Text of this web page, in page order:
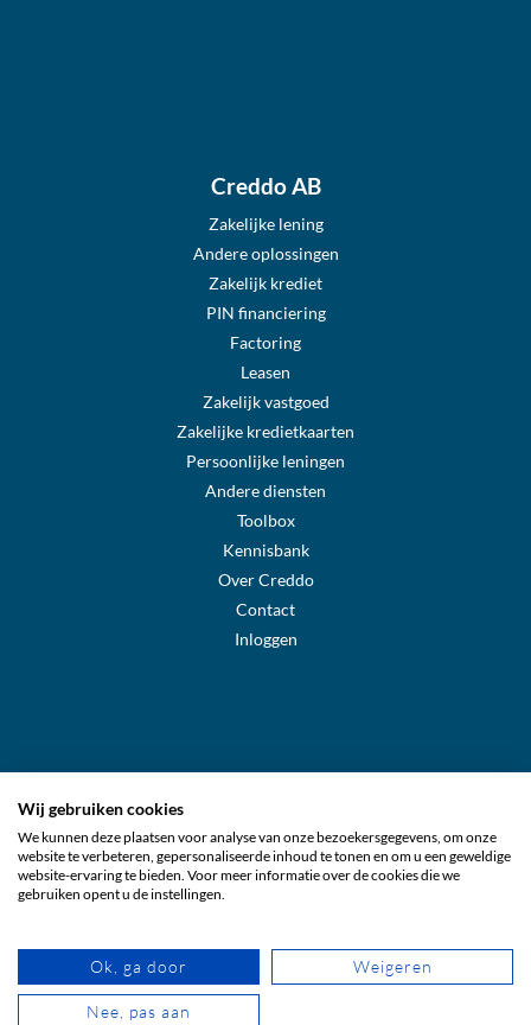
Creddo AB
Zakelijke lening
Andere oplossingen
Zakelijk krediet
PIN financiering
Factoring
Leasen
Zakelijk vastgoed
Zakelijke kredietkaarten
Persoonlijke leningen
Andere diensten
Toolbox
Kennisbank
Over Creddo
Contact
Inloggen
Creddo Sverige
Creddo Nederland
Wij gebruiken cookies
We kunnen deze plaatsen voor analyse van onze bezoekersgegevens, om onze
website te verbeteren, gepersonaliseerde inhoud te tonen en om u een geweldige
website-ervaring te bieden. Voor meer informatie over de cookies die we
gebruiken opent u de instellingen.
Ok, ga door Weigeren
Nee, pas aan